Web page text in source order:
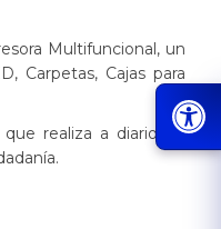
Multifuncional, un
Carpetas, Cajas para
realiza a dia​rio en